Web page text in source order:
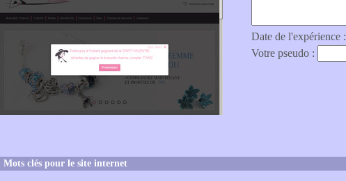
Date de l'expérience :
Votre pseudo :
Mots clés pour le site internet